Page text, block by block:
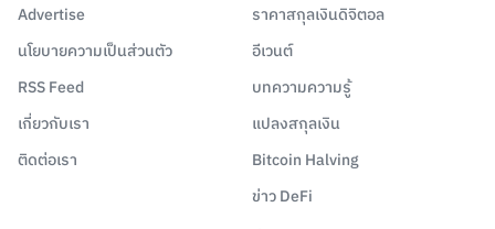
Advertise
นโยบายความเป็นส่วนตัว
RSS Feed
เกี่ยวกับเรา
ติดต่อเรา
ราคาสกุลเงินดิจิตอล
อีเวนต์
บทความความรู้
แปลงสกุลเงิน
Bitcoin Halving
ข่าว DeFi